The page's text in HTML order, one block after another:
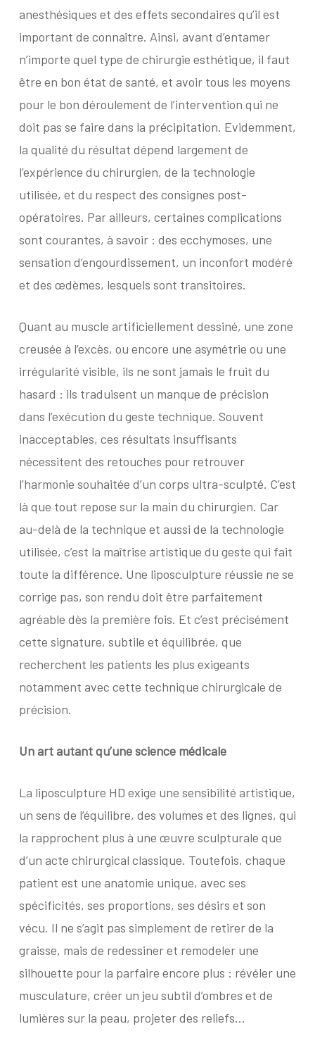
anesthésiques et des effets secondaires qu’il est
important de connaître. Ainsi, avant d’entamer
n’importe quel type de chirurgie esthétique, il faut
être en bon état de santé, et avoir tous les moyens
pour le bon déroulement de l’intervention qui ne
doit pas se faire dans la précipitation. Evidemment,
la qualité du résultat dépend largement de
l’expérience du chirurgien, de la technologie
utilisée, et du respect des consignes post-
opératoires. Par ailleurs, certaines complications
sont courantes, à savoir : des ecchymoses, une
sensation d’engourdissement, un inconfort modéré
et des œdèmes, lesquels sont transitoires.
Quant au muscle artificiellement dessiné, une zone
creusée à l’excès, ou encore une asymétrie ou une
irrégularité visible, ils ne sont jamais le fruit du
hasard : ils traduisent un manque de précision
dans l’exécution du geste technique. Souvent
inacceptables, ces résultats insuffisants
nécessitent des retouches pour retrouver
l’harmonie souhaitée d’un corps ultra-sculpté. C’est
là que tout repose sur la main du chirurgien. Car
au-delà de la technique et aussi de la technologie
utilisée, c’est la maîtrise artistique du geste qui fait
toute la différence. Une liposculpture réussie ne se
corrige pas, son rendu doit être parfaitement
agréable dès la première fois. Et c’est précisément
cette signature, subtile et équilibrée, que
recherchent les patients les plus exigeants
notamment avec cette technique chirurgicale de
précision.
Un art autant qu’une science médicale
La liposculpture HD exige une sensibilité artistique,
un sens de l’équilibre, des volumes et des lignes, qui
la rapprochent plus à une œuvre sculpturale que
d’un acte chirurgical classique. Toutefois, chaque
patient est une anatomie unique, avec ses
spécificités, ses proportions, ses désirs et son
vécu. Il ne s’agit pas simplement de retirer de la
graisse, mais de redessiner et remodeler une
silhouette pour la parfaire encore plus : révéler une
musculature, créer un jeu subtil d’ombres et de
lumières sur la peau, projeter des reliefs…